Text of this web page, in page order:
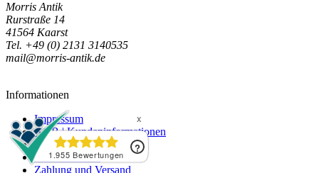
Morris Antik
Rurstraße 14
41564 Kaarst
Tel. +49 (0) 2131 3140535
mail@morris-antik.de
Informationen
Impressum
AGB | Kundeninformationen
Datenschutzerklärung
Widerrufsrecht
Zahlung und Versand